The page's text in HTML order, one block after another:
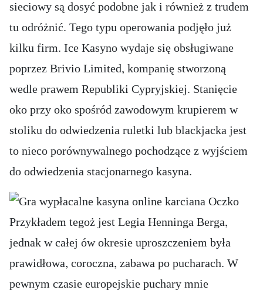
sieciowy są dosyć podobne jak i również z trudem
tu odróżnić. Tego typu operowania podjęło już
kilku firm. Ice Kasyno wydaje się obsługiwane
poprzez Brivio Limited, kompanię stworzoną
wedle prawem Republiki Cypryjskiej. Stanięcie
oko przy oko spośród zawodowym krupierem w
stoliku do odwiedzenia ruletki lub blackjacka jest
to nieco porównywalnego pochodzące z wyjściem
do odwiedzenia stacjonarnego kasyna.
Przykładem tegoż jest Legia Henninga Berga,
jednak w całej ów okresie uproszczeniem była
prawidłowa, coroczna, zabawa po pucharach. W
pewnym czasie europejskie puchary mnie